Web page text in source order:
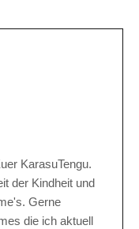
KarasuTengu.
der Kindheit und
Gerne
die ich aktuell